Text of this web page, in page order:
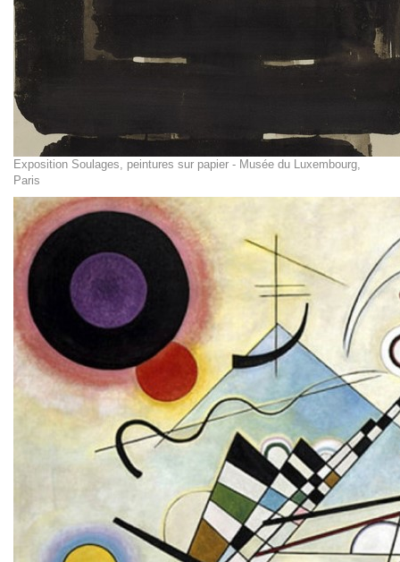
Exposition Soulages, peintures sur papier - Musée du Luxembourg,
Paris